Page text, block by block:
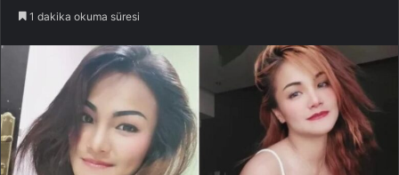
1 dakika okuma süresi